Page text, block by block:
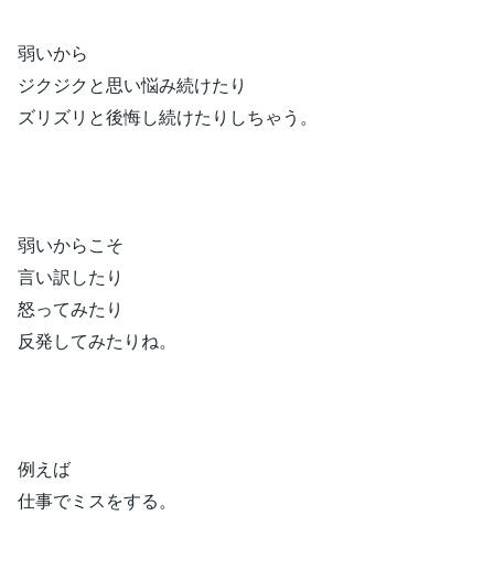
弱いから
ジクジクと思い悩み続けたり
ズリズリと後悔し続けたりしちゃう。
弱いからこそ
言い訳したり
怒ってみたり
反発してみたりね。
例えば
仕事でミスをする。